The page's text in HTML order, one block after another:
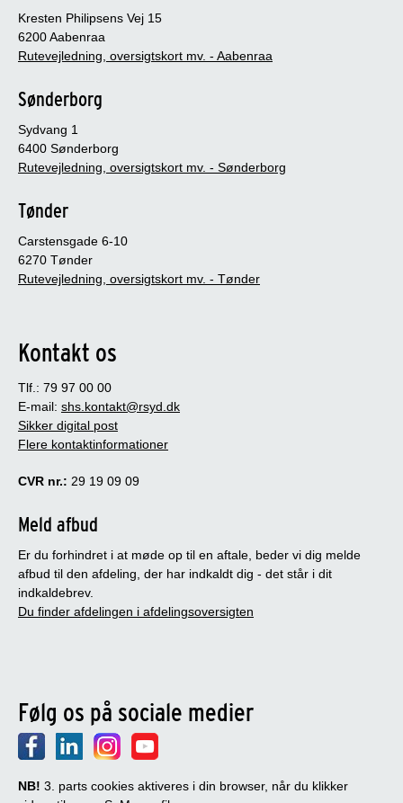
Kresten Philipsens Vej 15
6200 Aabenraa
Rutevejledning, oversigtskort mv. - Aabenraa
Sønderborg
Sydvang 1
6400 Sønderborg
Rutevejledning, oversigtskort mv. - Sønderborg
Tønder
Carstensgade 6-10
6270 Tønder
Rutevejledning, oversigtskort mv. - Tønder
Kontakt os
Tlf.: 79 97 00 00
E-mail: shs.kontakt@rsyd.dk
Sikker digital post
Flere kontaktinformationer
CVR nr.: 29 19 09 09
Meld afbud
Er du forhindret i at møde op til en aftale, beder vi dig melde
afbud til den afdeling, der har indkaldt dig - det står i dit
indkaldebrev.
Du finder afdelingen i afdelingsoversigten
Følg os på sociale medier
NB! 3. parts cookies aktiveres i din browser, når du klikker